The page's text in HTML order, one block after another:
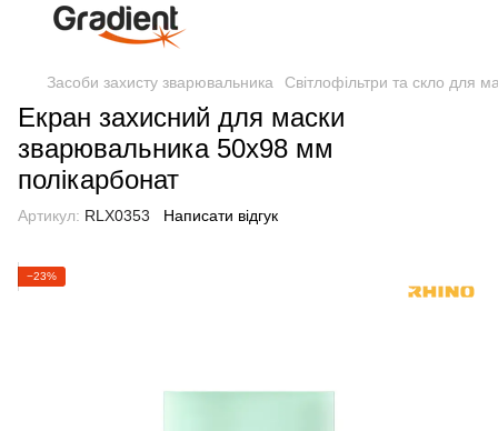
Засоби захисту зварювальника Світлофільтри та скло для
Екран захисний для маски
зварювальника 50х98 мм
полікарбонат
Артикул: RLX0353 Написати відгук
−23%